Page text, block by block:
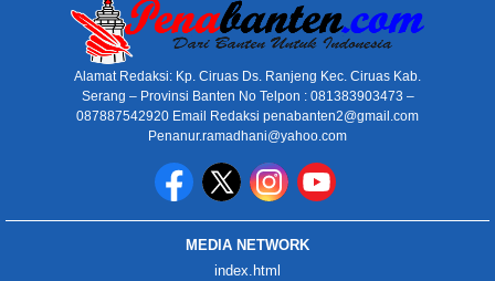
Alamat Redaksi: Kp. Ciruas Ds. Ranjeng Kec. Ciruas Kab.
Serang – Provinsi Banten No Telpon : 081383903473 –
087887542920 Email Redaksi penabanten2@gmail.com
Penanur.ramadhani@yahoo.com
MEDIA NETWORK
index.html